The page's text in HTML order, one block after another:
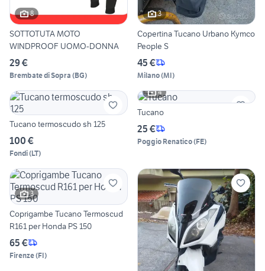
8
SOTTOTUTA MOTO
WINDPROOF UOMO-DONNA
29 €
Brembate di Sopra (BG)
3
Copertina Tucano Urbano Kymco
People S
45 €
Milano(MI)
Tucano termoscudo sh 125
100 €
Fondi(LT)
4
Tucano
25 €
Poggio Renatico(FE)
3
Coprigambe Tucano Termoscud
R161 per Honda PS 150
65 €
Firenze(FI)